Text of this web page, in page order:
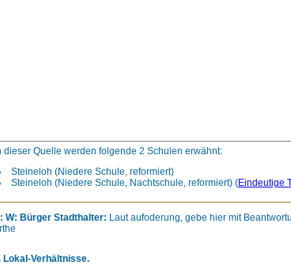
dieser Quelle werden folgende 2 Schulen erwähnt:
Steineloh (Niedere Schule, reformiert)
Steineloh (Niedere Schule, Nachtschule, reformiert) (Eindeutige
W: Bürger Stadthalter: Laut aufoderung, gebe hier mit
Lokal-Verhältnisse.